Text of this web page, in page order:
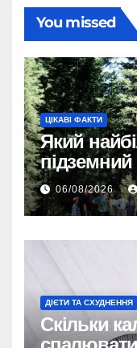
You missed
ЦІКАВІ ФАКТИ
Який
підземний
06/08/2026
ДІЄТИ ТА СХУДНЕННЯ
Скільки